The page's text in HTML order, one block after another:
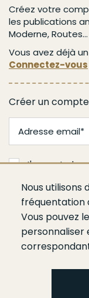
Nous utilisons
fréquentation
Vous pouvez
personnaliser
Créez votre
les publications
Moderne, Routes...
Vous avez déjà
Connectez-vous
Créer un compte
J'accepte les
Je